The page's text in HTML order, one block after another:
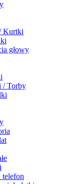
Kurtki
głowy
/ Torby
telefon